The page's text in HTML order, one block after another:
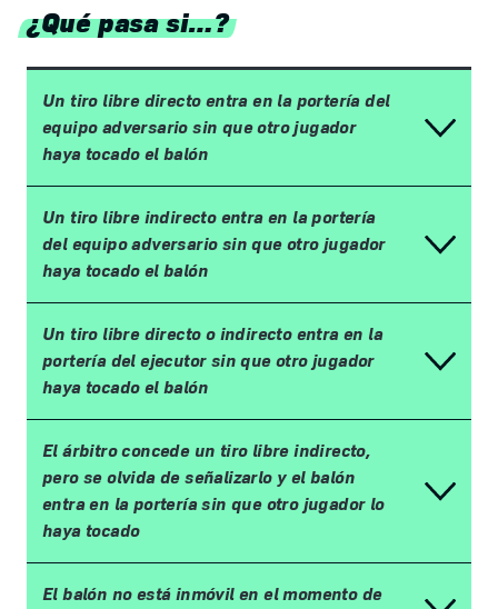
¿Qué pasa si…?
Un tiro libre directo entra en la portería del
equipo adversario sin que otro jugador
haya tocado el balón
Un tiro libre indirecto entra en la portería
del equipo adversario sin que otro jugador
haya tocado el balón
Un tiro libre directo o indirecto entra en la
portería del ejecutor sin que otro jugador
haya tocado el balón
El árbitro concede un tiro libre indirecto,
pero se olvida de señalizarlo y el balón
entra en la portería sin que otro jugador lo
haya tocado
El balón no está inmóvil en el momento de